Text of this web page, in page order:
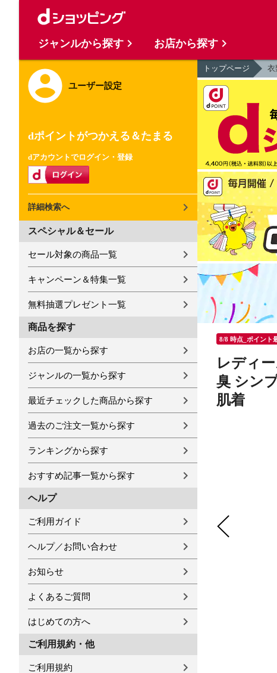
ユーザー設定
dポイントがつかえる＆たまる
dアカウントでログイン・登録
詳細検索へ
スペシャル＆セール
セール対象の商品一覧
キャンペーン＆特集一覧
無料抽選プレゼント一覧
商品を探す
お店の一覧から探す
ジャンルの一覧から探す
最近チェックした商品から探す
過去のご注文一覧から探す
ランキングから探す
おすすめ記事一覧から探す
ヘルプ
ご利用ガイド
ヘルプ／お問い合わせ
お知らせ
よくあるご質問
はじめての方へ
ご利用規約・他
ご利用規約
トップページ 衣
8/8 時点_ポイント
レディ
臭 シン
肌着
ジャンルから探す お店から探す